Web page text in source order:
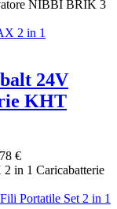
NIBBI BRIK 3
24V
KHT
€
in 1 Caricabatterie